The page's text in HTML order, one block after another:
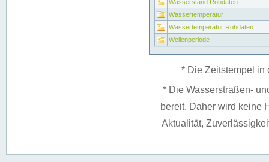
Wasserstand Rohdaten
Wassertemperatur
Wassertemperatur Rohdaten
Wellenperiode
* Die Zeitstempel in
* Die Wasserstraßen-
bereit. Daher wird keine
Aktualität,